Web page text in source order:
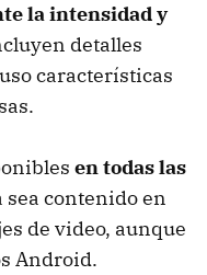
la intensidad y
detalles
características
en todas las
sea contenido en
de video, aunque
Android.